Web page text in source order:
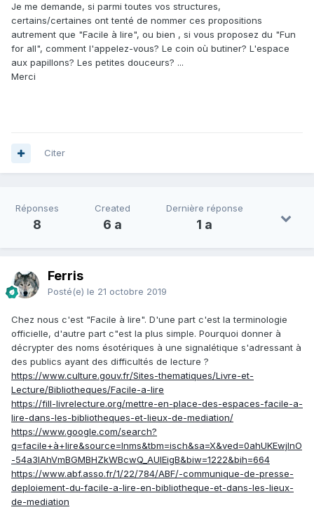
Je me demande, si parmi toutes vos structures,
certains/certaines ont tenté de nommer ces propositions
autrement que "Facile à lire", ou bien , si vous proposez du "Fun
for all", comment l'appelez-vous? Le coin où butiner? L'espace
aux papillons? Les petites douceurs? ...
Merci
Citer
Réponses
8
Created
6 a
Dernière réponse
1 a
Ferris
Posté(e) le 21 octobre 2019
Chez nous c'est "Facile à lire". D'une part c'est la terminologie
officielle, d'autre part c"est la plus simple. Pourquoi donner à
décrypter des noms ésotériques à une signalétique s'adressant à
des publics ayant des difficultés de lecture ?
https://www.culture.gouv.fr/Sites-thematiques/Livre-et-
Lecture/Bibliotheques/Facile-a-lire
https://fill-livrelecture.org/mettre-en-place-des-espaces-facile-a-
lire-dans-les-bibliotheques-et-lieux-de-mediation/
https://www.google.com/search?
q=facile+à+lire&source=lnms&tbm=isch&sa=X&ved=0ahUKEwjlnO
-54a3lAhVmBGMBHZkWBcwQ_AUIEigB&biw=1222&bih=664
https://www.abf.asso.fr/1/22/784/ABF/-communique-de-presse-
deploiement-du-facile-a-lire-en-bibliotheque-et-dans-les-lieux-
de-mediation